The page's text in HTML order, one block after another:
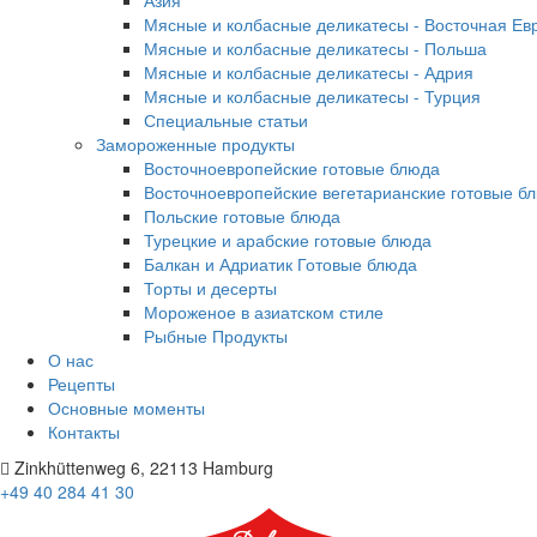
Мясные и колбасные деликатесы - Восточная
Мясные и колбасные деликатесы - Польша
Мясные и колбасные деликатесы - Адрия
Мясные и колбасные деликатесы - Турция
Специальные статьи
Замороженные продукты
Восточноевропейские готовые блюда
Восточноевропейские вегетарианские готовые
Польские готовые блюда
Турецкие и арабские готовые блюда
Балкан и Адриатик Готовые блюда
Торты и десерты
Мороженое в азиатском стиле
Рыбные Продукты
О нас
Рецепты
Основные моменты
Контакты
Zinkhüttenweg 6, 22113 Hamburg
+49 40 284 41 30